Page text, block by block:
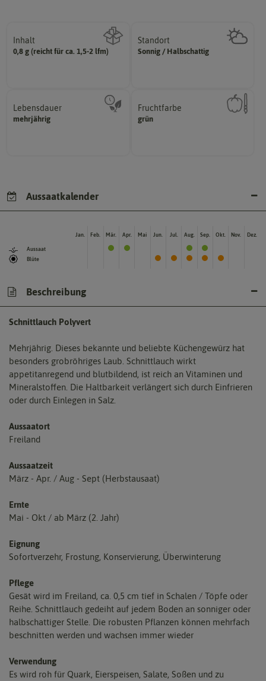
Inhalt
0,8 g (reicht für ca. 1,5-2 lfm)
Wie viel ist enthalten
Standort
Sonnig / Halbschattig
Pflanze? (schattig, halbschattig,
sonnig, vollsonnig)
Lebensdauer
mehrjährig
einjährig, zweijährig oder
mehrjährig.
Fruchtfarbe
grün
sie nach dem Reifungsprozess
hat.
Aussaatkalender
Aussaat
Blüte
Jan. Feb. Mär. Apr. Mai Jun. Jul. Aug. Sep. Okt. Nov. Dez.
Beschreibung
Schnittlauch Polyvert
Mehrjährig. Dieses bekannte und beliebte Küchengewürz hat
besonders grobröhriges Laub. Schnittlauch wirkt
appetitanregend und blutbildend, ist reich an Vitaminen und
Mineralstoffen. Die Haltbarkeit verlängert sich durch Einfrieren
oder durch Einlegen in Salz.
Aussaatort
Freiland
Aussaatzeit
März - Apr. / Aug - Sept (Herbstausaat)
Ernte
Mai - Okt / ab März (2. Jahr)
Eignung
Sofortverzehr, Frostung, Konservierung, Überwinterung
Pflege
Gesät wird im Freiland, ca. 0,5 cm tief in Schalen / Töpfe oder
Reihe. Schnittlauch gedeiht auf jedem Boden an sonniger oder
halbschattiger Stelle. Die robusten Pflanzen können mehrfach
beschnitten werden und wachsen immer wieder
Verwendung
Es wird roh für Quark, Eierspeisen, Salate, Soßen und zu